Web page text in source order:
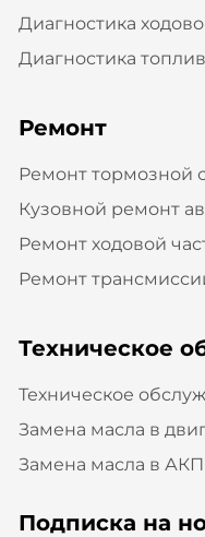
Диагностика
Диагностика
Ремонт
Ремонт тормозной
Кузовной ремонт
Ремонт ходовой
Ремонт
Техническое
Техническое
Замена масла в
Замена масла в
Подписка на